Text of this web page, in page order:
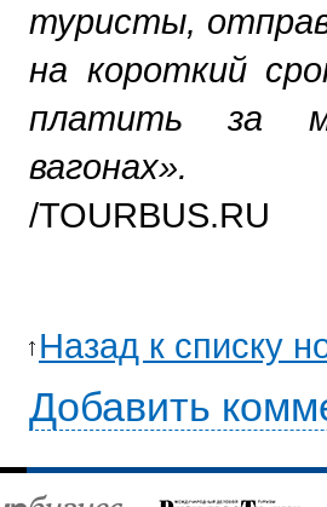
туристы,
на короткий
платить за
вагонах».
/TOURBUS.RU
Назад к списку
Добавить